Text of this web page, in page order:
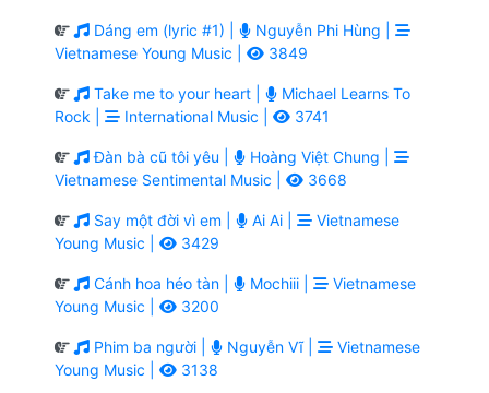
Dáng em (lyric #1) |
Nguyễn Phi Hùng |
Vietnamese Young Music |
3849
Take me to your heart |
Michael Learns To
Rock |
International Music | 3741
Đàn bà cũ tôi yêu |
Hoàng Việt Chung |
Vietnamese Sentimental Music |
3668
Say một đời vì em | Ai Ai |
Vietnamese
Young Music |
3429
Cánh hoa héo tàn | Mochiii |
Vietnamese
Young Music |
3200
Phim ba người | Nguyễn Vĩ |
Vietnamese
Young Music |
3138